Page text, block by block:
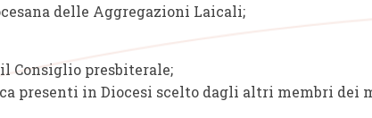
delle Aggregazioni Laicali;
Consiglio presbiterale;
presenti in Diocesi scelto dagli altri membri